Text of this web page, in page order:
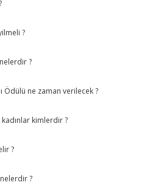
?
?
Ödülü ne zaman verilecek ?
kimlerdir ?
?
?